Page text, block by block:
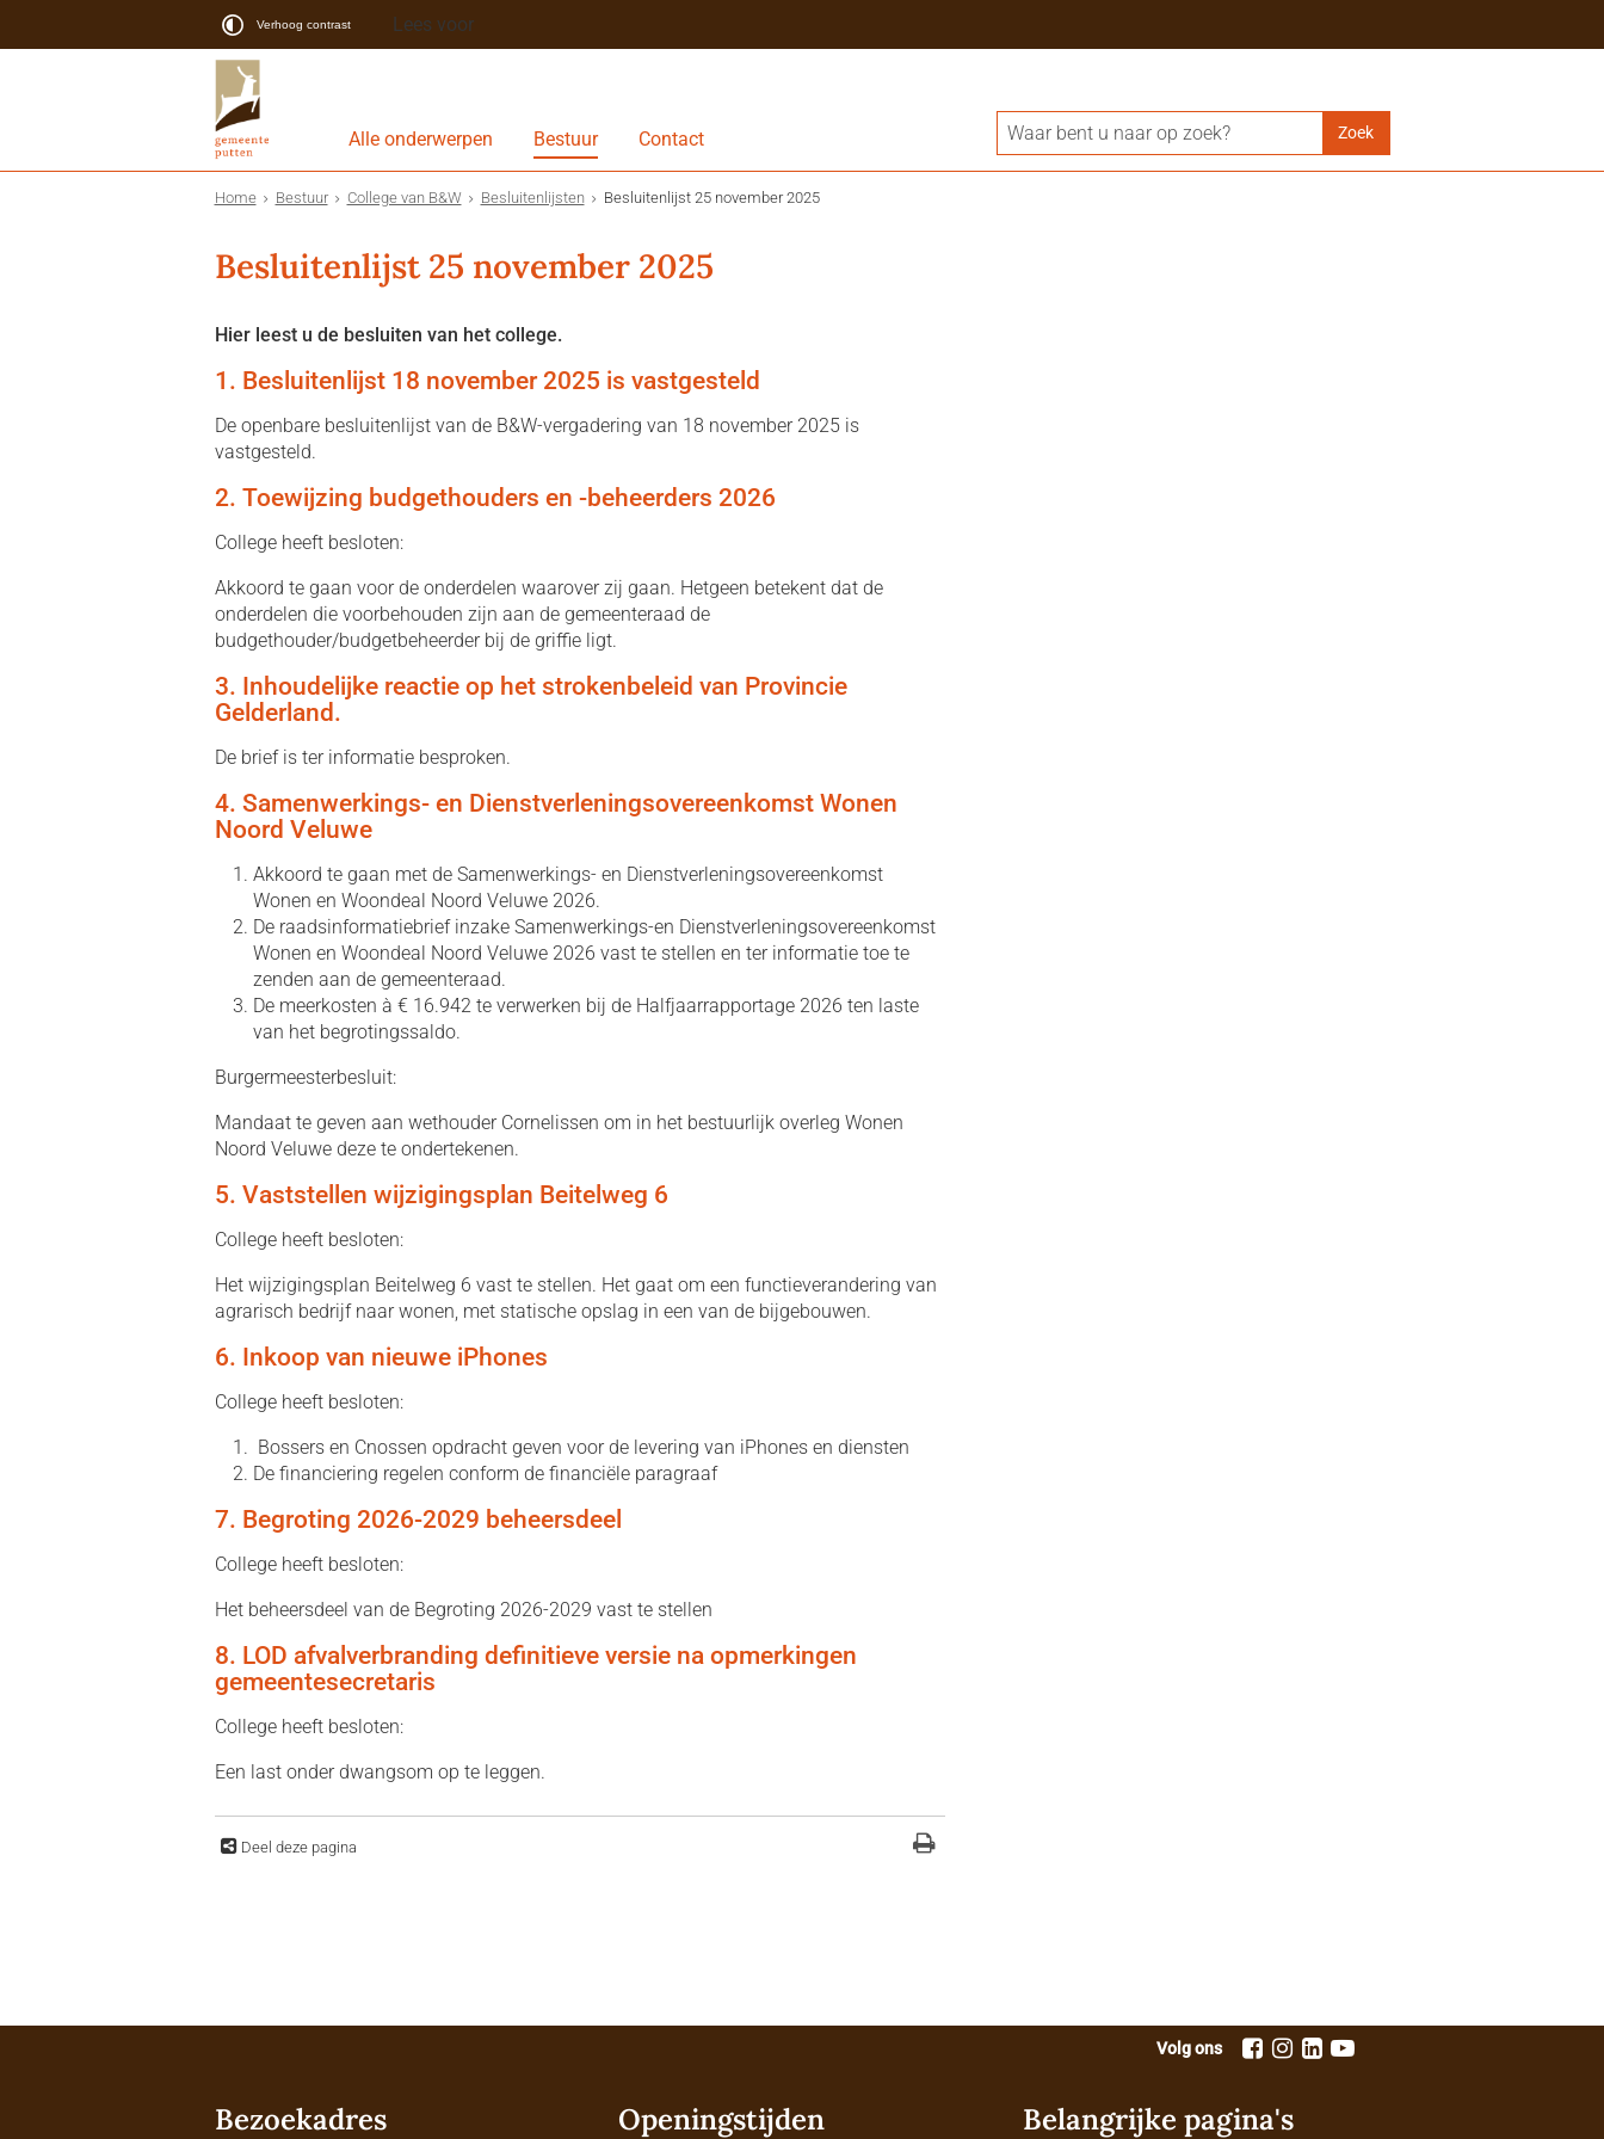
Verhoog contrast Lees voor
Alle onderwerpen Bestuur Contact
Home Bestuur College van B&W Besluitenlijsten Besluitenlijst 25 november 2025
Besluitenlijst 25 november 2025
Hier leest u de besluiten van het college.
1. Besluitenlijst 18 november 2025 is vastgesteld
De openbare besluitenlijst van de B&W-vergadering van 18 november 2025 is
vastgesteld.
2. Toewijzing budgethouders en -beheerders 2026
College heeft besloten:
Akkoord te gaan voor de onderdelen waarover zij gaan. Hetgeen betekent dat de
onderdelen die voorbehouden zijn aan de gemeenteraad de
budgethouder/budgetbeheerder bij de griffie ligt.
3. Inhoudelijke reactie op het strokenbeleid van Provincie
Gelderland.
De brief is ter informatie besproken.
4. Samenwerkings- en Dienstverleningsovereenkomst Wonen
Noord Veluwe
Akkoord te gaan met de Samenwerkings- en Dienstverleningsovereenkomst
Wonen en Woondeal Noord Veluwe 2026.
De raadsinformatiebrief inzake Samenwerkings-en Dienstverleningsovereenkomst
Wonen en Woondeal Noord Veluwe 2026 vast te stellen en ter informatie toe te
zenden aan de gemeenteraad.
De meerkosten à € 16.942 te verwerken bij de Halfjaarrapportage 2026 ten laste
van het begrotingssaldo.
Burgermeesterbesluit:
Mandaat te geven aan wethouder Cornelissen om in het bestuurlijk overleg Wonen
Noord Veluwe deze te ondertekenen.
5. Vaststellen wijzigingsplan Beitelweg 6
College heeft besloten:
Het wijzigingsplan Beitelweg 6 vast te stellen. Het gaat om een functieverandering van
agrarisch bedrijf naar wonen, met statische opslag in een van de bijgebouwen.
6. Inkoop van nieuwe iPhones
College heeft besloten:
Bossers en Cnossen opdracht geven voor de levering van iPhones en diensten
De financiering regelen conform de financiële paragraaf
7. Begroting 2026-2029 beheersdeel
College heeft besloten:
Het beheersdeel van de Begroting 2026-2029 vast te stellen
8. LOD afvalverbranding definitieve versie na opmerkingen
gemeentesecretaris
College heeft besloten:
Een last onder dwangsom op te leggen.
Deel deze pagina
Volg ons
Bezoekadres Openingstijden Belangrijke pagina's